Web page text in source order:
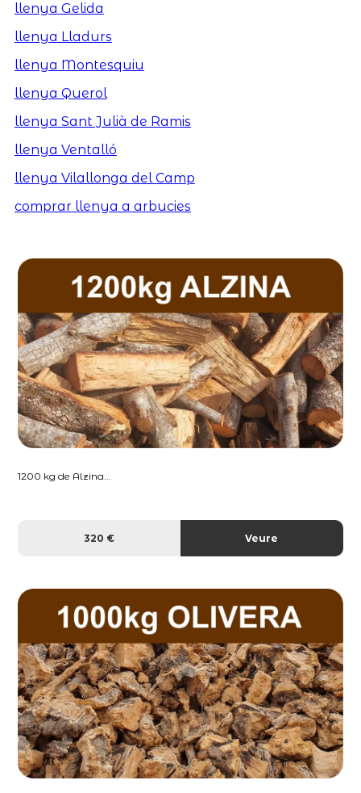
llenya Gelida
llenya Lladurs
llenya Montesquiu
llenya Querol
llenya Sant Julià de Ramis
llenya Ventalló
llenya Vilallonga del Camp
comprar llenya a arbucies
1200 kg de Alzina...
320 € Veure